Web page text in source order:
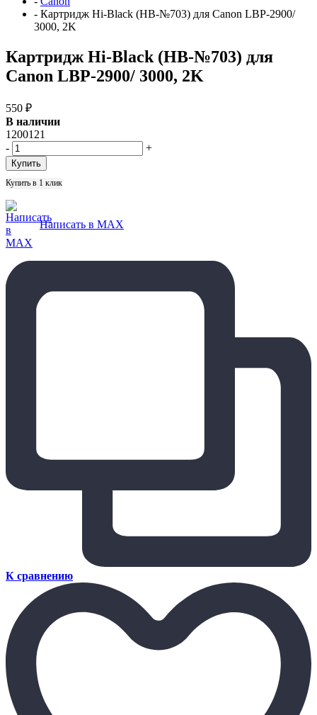
- Картридж Hi-Black (HB-№703) для Canon LBP-2900/
3000, 2K
Картридж Hi-Black (HB-№703) для
Canon LBP-2900/ 3000, 2K
550 ₽
В наличии
1200121
-
+
Купить в 1 клик
Написать в MAX
К сравнению